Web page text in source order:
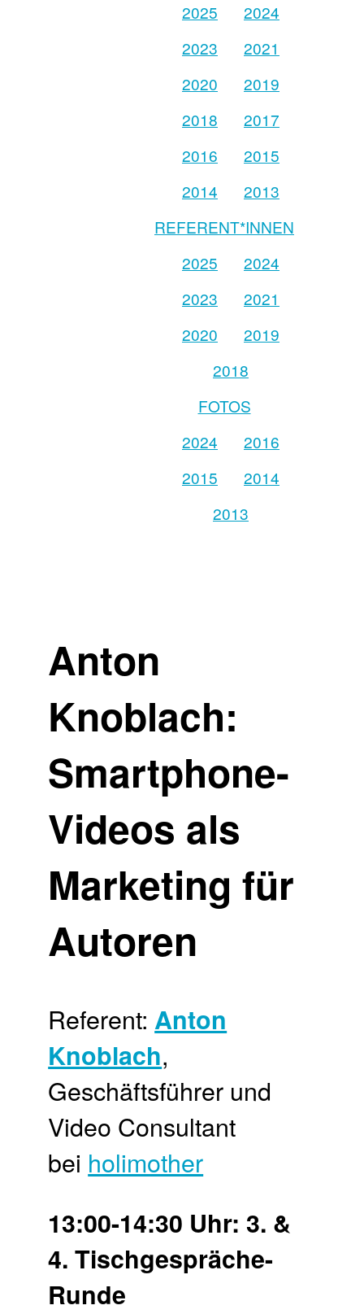
2025
2024
2023
2021
2020
2019
2018
2017
2016
2015
2014
2013
REFERENT*INNEN
2025
2024
2023
2021
2020
2019
2018
FOTOS
2024
2016
2015
2014
2013
Anton
Knoblach:
Smartphone-
Videos als
Marketing für
Autoren
Referent: Anton
Knoblach,
Geschäftsführer und
Video Consultant
bei holimother
13:00-14:30 Uhr: 3. &
4. Tischgespräche-
Runde